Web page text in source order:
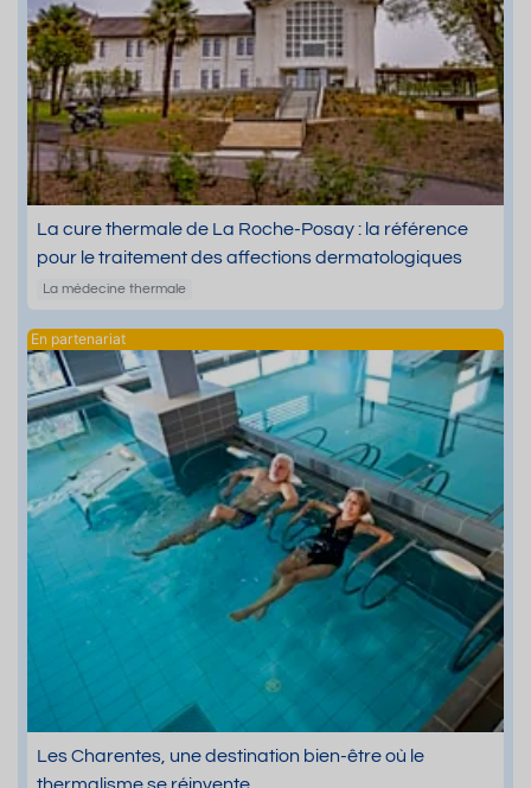
La cure thermale de La Roche-Posay : la référence
pour le traitement des affections dermatologiques
La médecine thermale
Les Charentes, une destination bien-être où le